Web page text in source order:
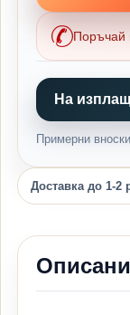
Поръчай
На
Примерни
Доставка до 1-2